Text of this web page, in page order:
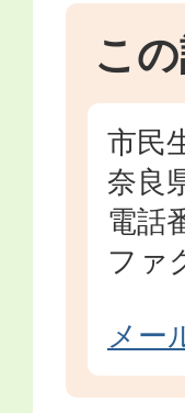
こ
市民
奈良
電話
ファ
メー